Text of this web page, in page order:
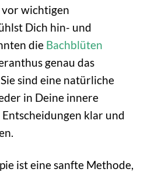
vor wichtigen
Dich hin- und
die Bachblüten
genau das
sind eine natürliche
in Deine innere
klar und
ist eine sanfte Methode,